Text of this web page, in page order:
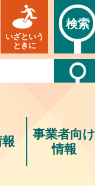
いざという
ときに
検索
事業者向け
情報